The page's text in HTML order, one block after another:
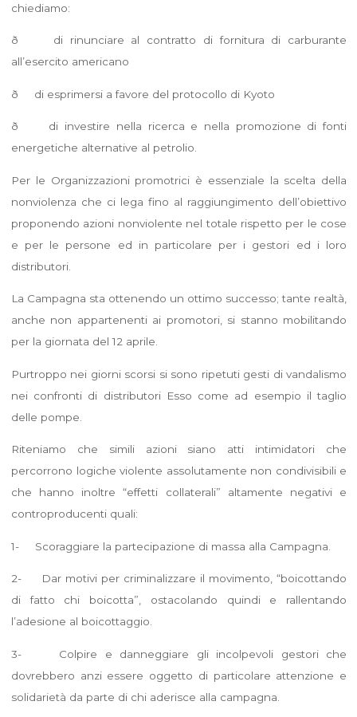
chiediamo:
ð di rinunciare al contratto di fornitura di carburante
all’esercito americano
ð di esprimersi a favore del protocollo di Kyoto
ð di investire nella ricerca e nella promozione di fonti
energetiche alternative al petrolio.
Per le Organizzazioni promotrici è essenziale la scelta della
nonviolenza che ci lega fino al raggiungimento dell’obiettivo
proponendo azioni nonviolente nel totale rispetto per le cose
e per le persone ed in particolare per i gestori ed i loro
distributori.
La Campagna sta ottenendo un ottimo successo; tante realtà,
anche non appartenenti ai promotori, si stanno mobilitando
per la giornata del 12 aprile.
Purtroppo nei giorni scorsi si sono ripetuti gesti di vandalismo
nei confronti di distributori Esso come ad esempio il taglio
delle pompe.
Riteniamo che simili azioni siano atti intimidatori che
percorrono logiche violente assolutamente non condivisibili e
che hanno inoltre “effetti collaterali” altamente negativi e
controproducenti quali:
1- Scoraggiare la partecipazione di massa alla Campagna.
2- Dar motivi per criminalizzare il movimento, “boicottando
di fatto chi boicotta”, ostacolando quindi e rallentando
l’adesione al boicottaggio.
3- Colpire e danneggiare gli incolpevoli gestori che
dovrebbero anzi essere oggetto di particolare attenzione e
solidarietà da parte di chi aderisce alla campagna.